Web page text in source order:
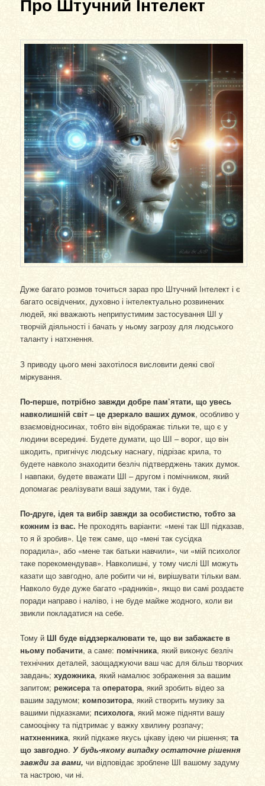
Дуже багато розмов точиться зараз про Штучний Інтелект і є
багато освідчених, духовно і інтелектуально розвинених
людей, які вважають неприпустимим застосування ШІ у
творчій діяльності і бачать у ньому загрозу для людського
таланту і натхнення.
З приводу цього мені захотілося висловити деякі свої
міркування.
По-перше, потрібно завжди добре пам’ятати, що увесь
навколишній світ – це дзеркало ваших думок, особливо у
взаємовідносинах, тобто він відображає тільки те, що є у
людини всередині. Будете думати, що ШІ – ворог, що він
шкодить, пригнічує людську наснагу, підрізає крила, то
будете навколо знаходити безліч підтверджень таких думок.
І навпаки, будете вважати ШІ – другом і помічником, який
допомагає реалізувати ваші задуми, так і буде.
По-друге, ідея та вибір завжди за особистистю, тобто за
кожним із вас. Не проходять варіанти: «мені так ШІ підказав,
то я й зробив». Це теж саме, що «мені так сусідка
порадила», або «мене так батьки навчили», чи «мій психолог
таке порекомендував». Навколишні, у тому числі ШІ можуть
казати що завгодно, але робити чи ні, вирішувати тільки вам.
Навколо буде дуже багато «радників», якщо ви самі роздаєте
поради направо і наліво, і не буде майже жодного, коли ви
звикли покладатися на себе.
Тому йШІ буде віддзеркалювати те, що ви забажаєте в
ньому побачити, а саме: помічника, який виконує безліч
технічних деталей, заощаджуючи ваш час для більш творчих
завдань;художника, який намалює зображення за вашим
запитом;режисератаоператора, який зробить відео за
вашим задумом; композитора, який створить музику за
вашими підказками;психолога, який може підняти вашу
самооцінку та підтримає у важку хвилину розпачу;
натхненника, який підкаже якусь цікаву ідею чи рішення;та
що завгодно.У будь-якому випадку остаточне рішення
завжди за вами,чи відповідає зроблене ШІ вашому задуму
та настрою, чи ні.